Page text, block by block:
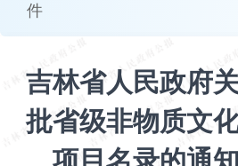
件
吉林省人民政府
批省级非物质文
项目名录的通
加